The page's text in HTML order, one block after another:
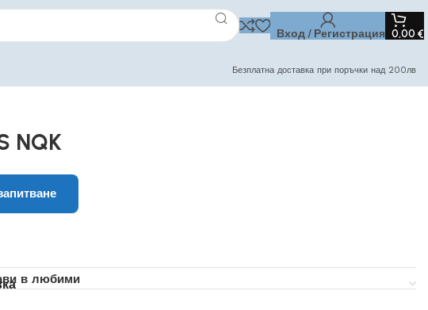
Вход / Регистрация 0,00 €
Безплатна доставка при поръчки над 200лв
NQK
в любими